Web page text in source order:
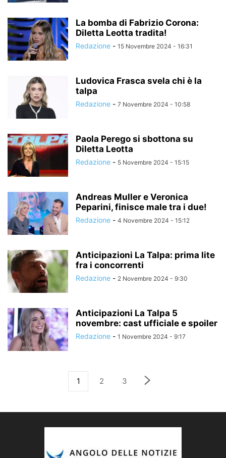
La bomba di Fabrizio Corona:
Diletta Leotta tradita!
Redazione - 15 Novembre 2024 - 16:31
Ludovica Frasca svela chi è la
talpa
Redazione - 7 Novembre 2024 - 10:58
Paola Perego si sbottona su
Diletta Leotta
Redazione - 5 Novembre 2024 - 15:15
Andreas Muller e Veronica
Peparini, finisce male tra i due!
Redazione - 4 Novembre 2024 - 15:12
Anticipazioni La Talpa: prima lite
fra i concorrenti
Redazione - 2 Novembre 2024 - 9:30
Anticipazioni La Talpa 5
novembre: cast ufficiale e spoiler
Redazione - 1 Novembre 2024 - 9:17
1 2 3